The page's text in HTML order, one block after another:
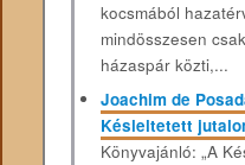
kocsmából
mindösszesen
házaspár közti,...
Joachim de
Késleltetett
Könyvajánló: „A